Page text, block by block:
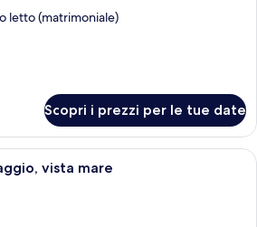
letto (matrimoniale)
Scopri i prezzi per le tue date
Una camera d'albergo moderna
vista mare